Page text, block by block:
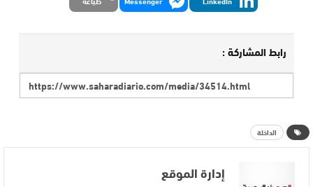
رابط المشاركة :
الداخلة
إدارة الموقع